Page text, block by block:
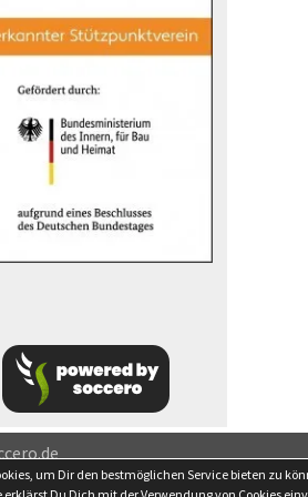
- 2026um Dir den bestmöglichen Service bieten zu